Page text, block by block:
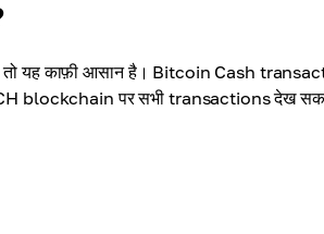
तो यह काफ़ी आसान है। Bitcoin Cash
blockchain पर सभी transactions देख